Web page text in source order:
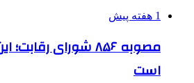
1 هفته پیش
مصوبه ۸۵۶ شورای
است